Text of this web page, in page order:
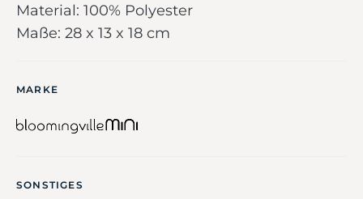
Material: 100% Polyester
Maße: 28 x 13 x 18 cm
MARKE
SONSTIGES